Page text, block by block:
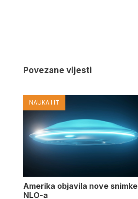
Povezane vijesti
NAUKA I IT
Amerika objavila nove snimke
NLO-a